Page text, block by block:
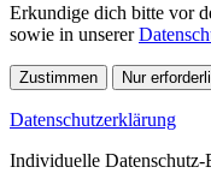
Erkundige dich bitte vor
sowie in unserer
Zustimmen Nur
Datenschutzerklärung
Individuelle Datenschutz-